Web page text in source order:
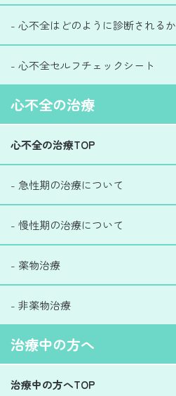
- 心不全はどのように診断されるか
- 心不全セルフチェックシート
心不全の治療
心不全の治療TOP
- 急性期の治療について
- 慢性期の治療について
- 薬物治療
- 非薬物治療
治療中の方へ
治療中の方へTOP